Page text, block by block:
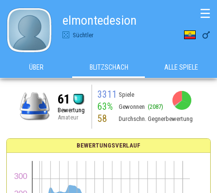
elmontedesion
Süchtler 
☰
ÜBER BLITZSCHACH ALLE SPIELE
61
Bewertung
Amateur
3311 Spiele
63% Gewonnen (2087)
58 Durchschn. Gegnerbewertung
BEWERTUNGSVERLAUF